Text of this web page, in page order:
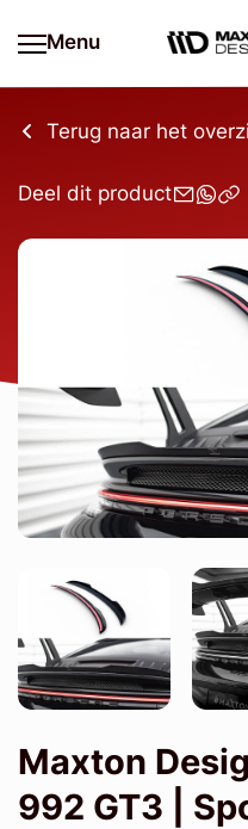
Menu
Terug naar het
Deel dit product
Maxton
992 GT3 |